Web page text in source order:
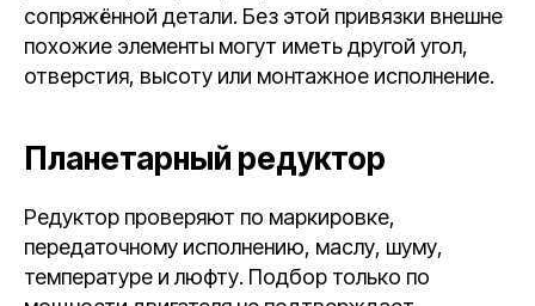
сопряжённой детали. Без этой привязки внешне
похожие элементы могут иметь другой угол,
отверстия, высоту или монтажное исполнение.
Планетарный редуктор
Редуктор проверяют по маркировке,
передаточному исполнению, маслу, шуму,
температуре и люфту. Подбор только по